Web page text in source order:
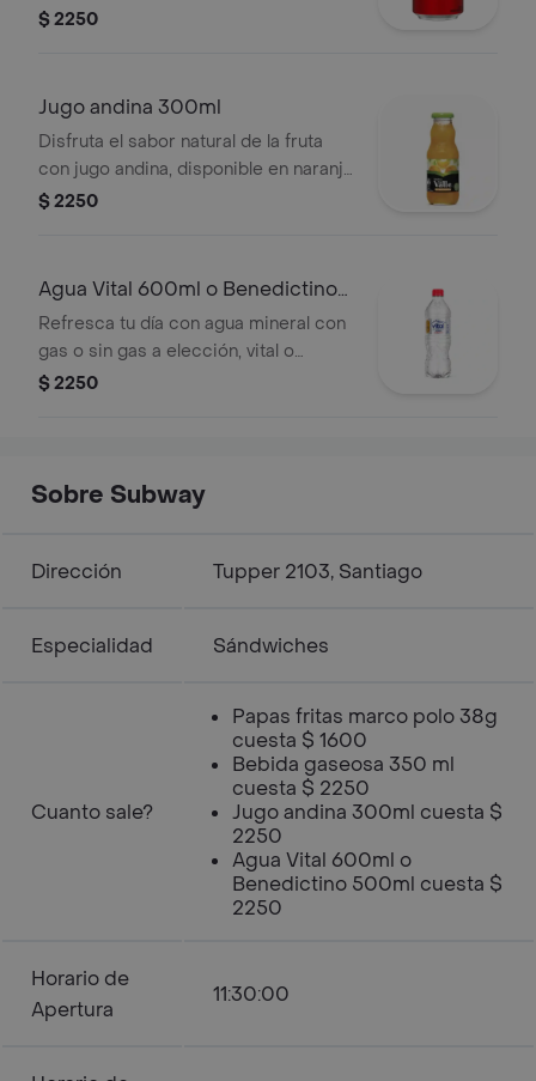
original, coca-cola light, fanta o sprite.
$ 2250
Jugo andina 300ml
Disfruta el sabor natural de la fruta
con jugo andina, disponible en naranja
o durazno. ¡refrescante y lleno de
$ 2250
Agua Vital 600ml o Benedictino
500ml
Refresca tu día con agua mineral con
gas o sin gas a elección, vital o
benedectino según disponibilidad.
$ 2250
Sobre Subway
Dirección Tupper 2103, Santiago
Especialidad Sándwiches
Cuanto sale?
Papas fritas marco polo 38g
cuesta $ 1600
Bebida gaseosa 350 ml
cuesta $ 2250
Jugo andina 300ml cuesta $
2250
Agua Vital 600ml o
Benedictino 500ml cuesta $
2250
Horario de
Apertura
11:30:00